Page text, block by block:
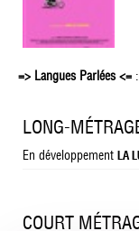
=> Langues Parlées <=
LONG-
En développement LA
COURT